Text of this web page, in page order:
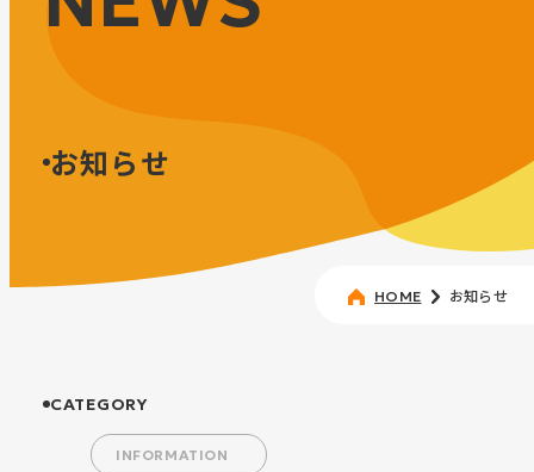
お知らせ
HOME お知らせ
CATEGORY
INFORMATION